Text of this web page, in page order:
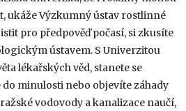
ukáže Výzkumný ústav rostlinné
pro předpověď počasí, si zkusíte
ústavem. S Univerzitou
lékařských věd, stanete se
minulosti nebo objevíte záhady
vodovody a kanalizace naučí,